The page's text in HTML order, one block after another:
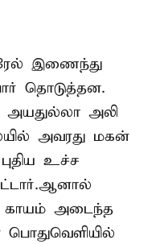
இணைந்து
தொடுத்தன.
அலி
அவரது மகன்
உச்ச
காயம் அடைந்த